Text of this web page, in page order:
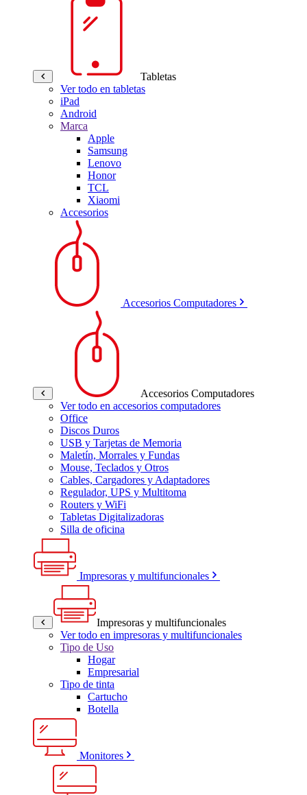
Tabletas
Ver todo en tabletas
iPad
Android
Marca
Apple
Samsung
Lenovo
Honor
TCL
Xiaomi
Accesorios
Accesorios Computadores
Accesorios Computadores
Ver todo en accesorios computadores
Office
Discos Duros
USB y Tarjetas de Memoria
Maletín, Morrales y Fundas
Mouse, Teclados y Otros
Cables, Cargadores y Adaptadores
Regulador, UPS y Multitoma
Routers y WiFi
Tabletas Digitalizadoras
Silla de oficina
Impresoras y multifuncionales
Impresoras y multifuncionales
Ver todo en impresoras y multifuncionales
Tipo de Uso
Hogar
Empresarial
Tipo de tinta
Cartucho
Botella
Monitores